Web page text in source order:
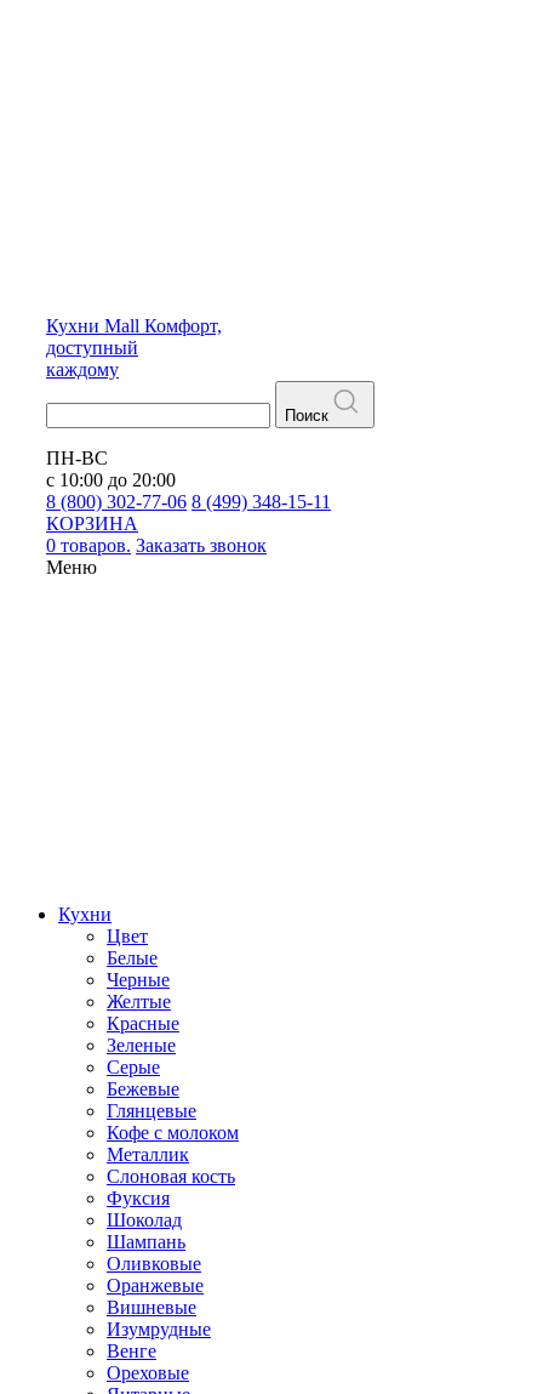
Кухни Mall Комфорт,
доступный
каждому
Поиск
ПН-ВС
с 10:00 до 20:00
8 (800) 302-77-06 8 (499) 348-15-11
КОРЗИНА
0 товаров. Заказать звонок
Меню
Кухни
Цвет
Белые
Черные
Желтые
Красные
Зеленые
Серые
Бежевые
Глянцевые
Кофе с молоком
Металлик
Слоновая кость
Фуксия
Шоколад
Шампань
Оливковые
Оранжевые
Вишневые
Изумрудные
Венге
Ореховые